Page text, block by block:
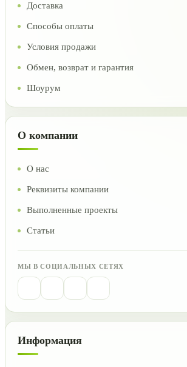
Доставка
Способы оплаты
Условия продажи
Обмен, возврат и гарантия
Шоурум
О компании
О нас
Реквизиты компании
Выполненные проекты
Статьи
МЫ В СОЦИАЛЬНЫХ СЕТЯХ
Информация